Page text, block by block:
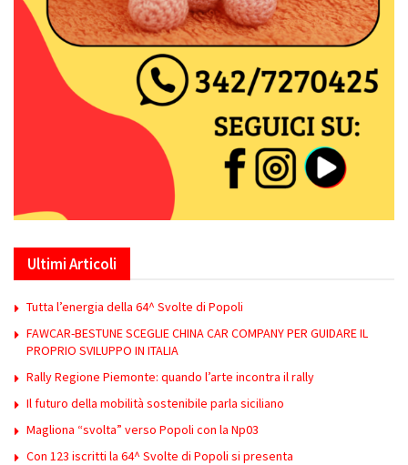
Ultimi Articoli
Tutta l’energia della 64^ Svolte di Popoli
FAWCAR-BESTUNE SCEGLIE CHINA CAR COMPANY PER GUIDARE IL
PROPRIO SVILUPPO IN ITALIA
Rally Regione Piemonte: quando l’arte incontra il rally
Il futuro della mobilità sostenibile parla siciliano
Magliona “svolta” verso Popoli con la Np03
Con 123 iscritti la 64^ Svolte di Popoli si presenta